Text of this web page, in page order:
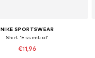
NIKE SPORTSWEAR
Shirt 'Essential'
€11,96